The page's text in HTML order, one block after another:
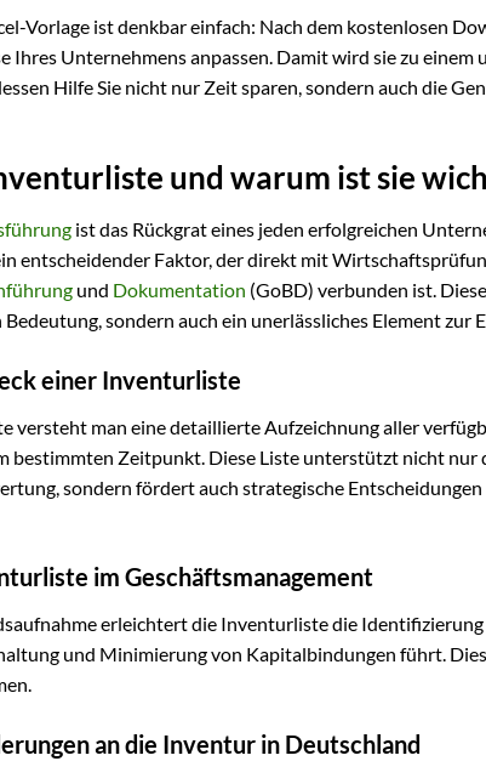
Vorlage ist denkbar einfach: Nach dem kostenlosen
Ihres Unternehmens anpassen. Damit wird sie zu
Hilfe Sie nicht nur Zeit sparen, sondern auch die
und warum ist sie
ist das Rückgrat eines jeden erfolgreichen
entscheidender Faktor, der direkt mit
und Dokumentation (GoBD) verbunden ist.
sondern auch ein unerlässliches Element
einer Inventurliste
versteht man eine detaillierte Aufzeichnung aller
bestimmten Zeitpunkt. Diese Liste unterstützt nicht nur
sondern fördert auch strategische
im Geschäftsmanagement
erleichtert die Inventurliste die
und Minimierung von Kapitalbindungen führt.
an die Inventur in Deutschland